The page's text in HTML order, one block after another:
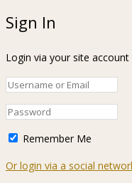
Sign In
Login via your site account
Remember Me
Or login via a social